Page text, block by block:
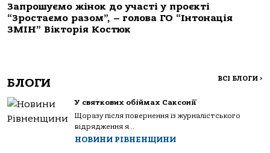
Запрошуємо жінок до участі у проєкті
“Зростаємо разом”, – голова ГО “Інтонація
ЗМІН” Вікторія Костюк
БЛОГИ ВСІ БЛОГИ >
У святкових обіймах Саксонії
Щоразу після повернення із журналістського
відрядження я...
НОВИНИ РІВНЕНЩИНИ